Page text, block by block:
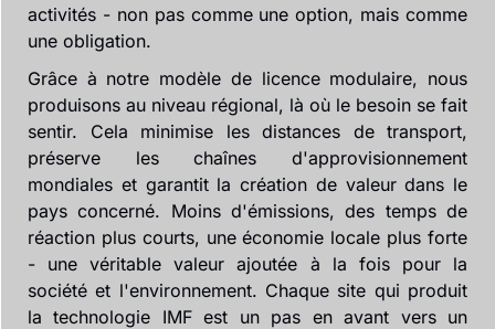
activités - non pas comme une option, mais comme
une obligation.
Grâce à notre modèle de licence modulaire, nous
produisons au niveau régional, là où le besoin se fait
sentir. Cela minimise les distances de transport,
préserve les chaînes d'approvisionnement
mondiales et garantit la création de valeur dans le
pays concerné. Moins d'émissions, des temps de
réaction plus courts, une économie locale plus forte
- une véritable valeur ajoutée à la fois pour la
société et l'environnement. Chaque site qui produit
la technologie IMF est un pas en avant vers un